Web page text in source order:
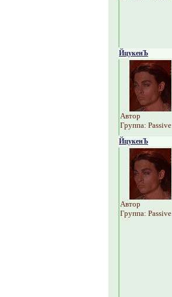
ЙцукенЪ
Автор
Группа: Passive
ЙцукенЪ
Автор
Группа: Passive